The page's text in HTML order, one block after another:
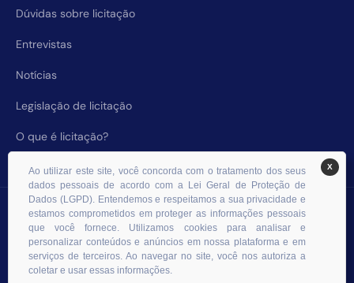
Dúvidas sobre licitação
Entrevistas
Notícias
Legislação de licitação
O que é licitação?
© 2026 RHS Licitações. Todos os direitos reservados.
X
Ao utilizar este site, você concorda com o tratamento dos seus
dados pessoais de acordo com a Lei Geral de Proteção de
Dados (LGPD). Entendemos e respeitamos a sua privacidade e
estamos comprometidos em proteger as informações pessoais
que você fornece. Utilizamos cookies para analisar e
personalizar conteúdos e anúncios em nossa plataforma e em
serviços de terceiros. Ao navegar no site, você nos autoriza a
coletar e usar essas informações.